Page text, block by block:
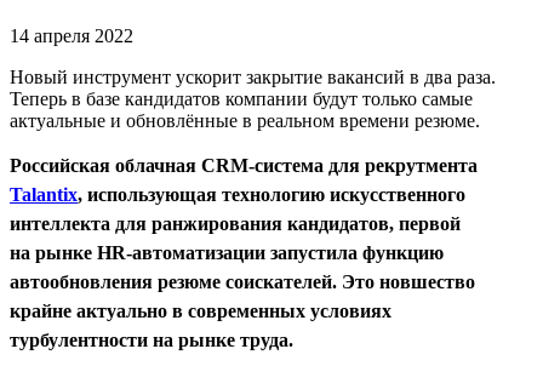
14 апреля 2022
Новый инструмент ускорит закрытие вакансий в два раза.
Теперь в базе кандидатов компании будут только самые
актуальные и обновлённые в реальном времени резюме.
Российская облачная CRM-система для рекрутмента
Talantix, использующая технологию искусственного
интеллекта для ранжирования кандидатов, первой
на рынке HR-автоматизации запустила функцию
автообновления резюме соискателей. Это новшество
крайне актуально в современных условиях
турбулентности на рынке труда.